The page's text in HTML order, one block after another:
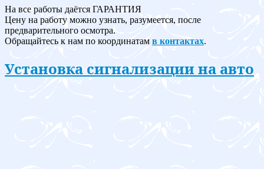
На все работы даётся ГАРАНТИЯ
Цену на работу можно узнать, разумеется, после
предварительного осмотра.
Обращайтесь к нам по координатам в контактах.
Установка сигнализации на авто